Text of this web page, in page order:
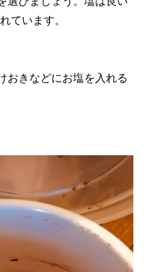
ています。
おきなどにお塩を入れる